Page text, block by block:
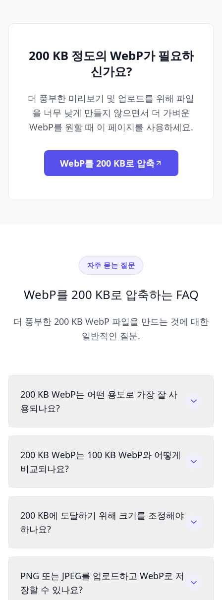
200 KB 정도의 WebP가 필요하
신가요?
더 풍부한 미리보기 및 업로드를 위해 파일
을 너무 낮게 만들지 않으면서 더 가벼운
WebP를 원할 때 이 페이지를 사용하세요.
WebP를 200 KB로 압축
자주 묻는 질문
WebP를 200 KB로 압축하는 FAQ
더 풍부한 200 KB WebP 파일을 만드는 것에 대한
일반적인 질문.
200 KB WebP는 어떤 용도로 가장 잘 사
용되나요?
200 KB WebP는 100 KB WebP와 어떻게
비교되나요?
200 KB에 도달하기 위해 크기를 조정해야
하나요?
PNG 또는 JPEG를 업로드하고 WebP로 저
장할 수 있나요?